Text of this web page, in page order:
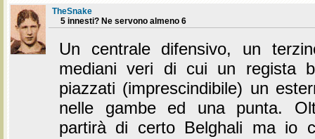
TheSnake
5 innesti? Ne servono almeno 6
Un centrale difensivo, un
mediani veri di cui un regista
piazzati (imprescindibile) un
nelle gambe ed una punta.
partirà di certo Belghali ma io